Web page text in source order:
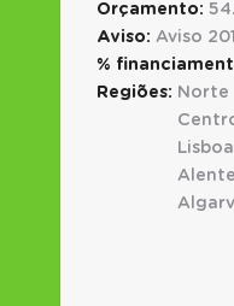
Orçamento:
Aviso: Aviso
%
Regiões: Norte